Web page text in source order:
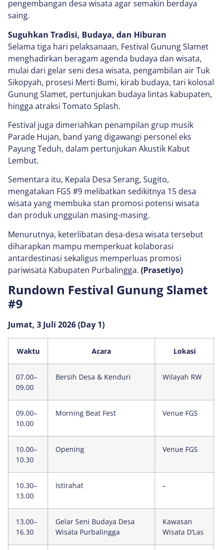
pengembangan desa wisata agar semakin berdaya
saing.
Suguhkan Tradisi, Budaya, dan Hiburan
Selama tiga hari pelaksanaan, Festival Gunung Slamet
menghadirkan beragam agenda budaya dan wisata,
mulai dari gelar seni desa wisata, pengambilan air Tuk
Sikopyah, prosesi Merti Bumi, kirab budaya, tari kolosal
Gunung Slamet, pertunjukan budaya lintas kabupaten,
hingga atraksi Tomato Splash.
Festival juga dimeriahkan penampilan grup musik
Parade Hujan, band yang digawangi personel eks
Payung Teduh, dalam pertunjukan Akustik Kabut
Lembut.
Sementara itu, Kepala Desa Serang, Sugito,
mengatakan FGS #9 melibatkan sedikitnya 15 desa
wisata yang membuka stan promosi potensi wisata
dan produk unggulan masing-masing.
Menurutnya, keterlibatan desa-desa wisata tersebut
diharapkan mampu memperkuat kolaborasi
antardestinasi sekaligus memperluas promosi
pariwisata Kabupaten Purbalingga. (Prasetiyo)
Rundown Festival Gunung Slamet
#9
Jumat, 3 Juli 2026 (Day 1)
Waktu Acara Lokasi
07.00–
09.00
Bersih Desa & Kenduri Wilayah RW
09.00–
10.00
Morning Beat Fest Venue FGS
10.00–
10.30
Opening Venue FGS
10.30–
13.00
Istirahat –
13.00–
16.30
Gelar Seni Budaya Desa
Wisata Purbalingga
Kawasan
Wisata D’Las